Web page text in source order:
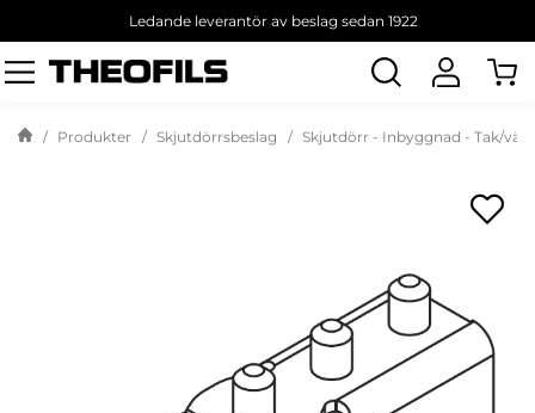
Ledande leverantör av beslag sedan 1922
Sök
produkt
Produkter Skjutdörrsbeslag Skjutdörr - Inbyggnad - Tak/